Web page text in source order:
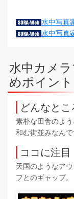
水中写真
水中写真
水中カメ
めポイント
どんなとこ
素朴な田舎のよ
和む街並みなんで
ココに注目
天国のようなア
フとのギャップ。